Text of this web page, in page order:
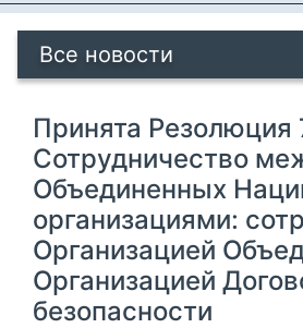
Все новости
Принята
Сотрудничество
Объединенных
организациями:
Организацией
Организацией
безопасности